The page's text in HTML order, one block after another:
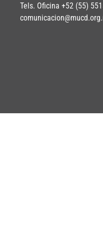
Tels. Oficina +52 (55)